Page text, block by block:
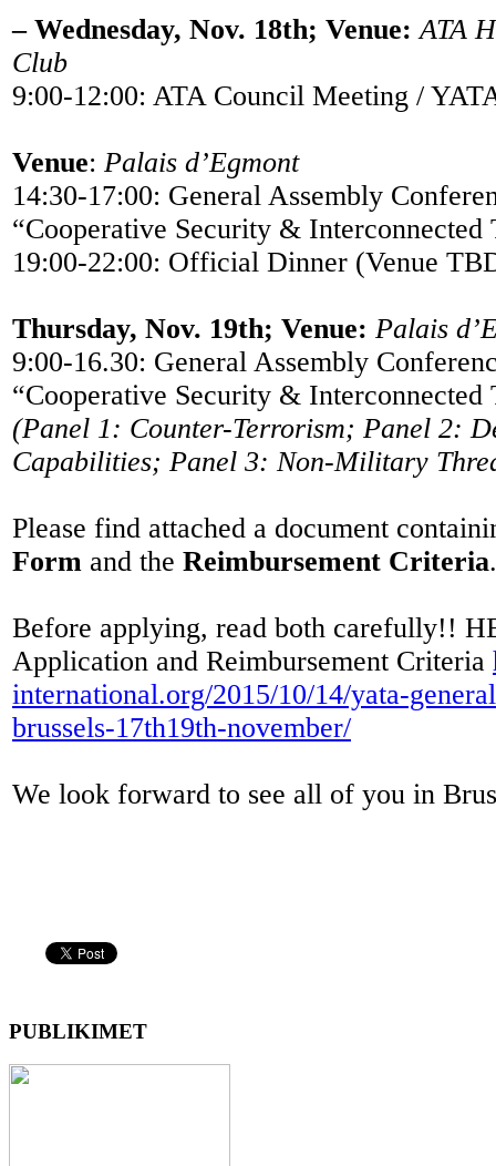
– Wednesday, Nov. 18th; Venue: ATA
Club
9:00-12:00: ATA Council Meeting /
Venue: Palais d’Egmont
14:30-17:00: General Assembly
“Cooperative Security & Interconnected
19:00-22:00: Official Dinner (Venue
Thursday, Nov. 19th; Venue: Palais
9:00-16.30: General Assembly
“Cooperative Security & Interconnected
(Panel 1: Counter-Terrorism; Panel 2:
Capabilities; Panel 3: Non-Military
Please find attached a document
Form and the Reimbursement Criteria.
Before applying, read both carefully!!
Application and Reimbursement Criteria
international.org/2015/10/14/yata-
brussels-17th19th-november/
We look forward to see all of you in
PUBLIKIMET